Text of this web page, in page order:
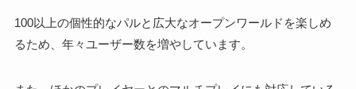
100以上の個性的なパルと広大なオープンワールドを楽しめ
るため、年々ユーザー数を増やしています。